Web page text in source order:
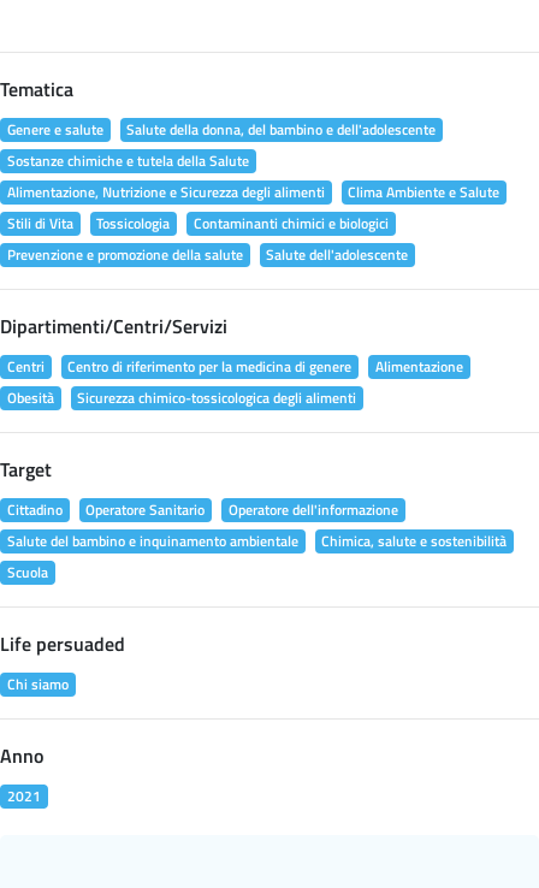
Tematica
Genere e salute
Salute della donna, del bambino e dell'adolescente
Sostanze chimiche e tutela della Salute
Alimentazione, Nutrizione e Sicurezza degli alimenti
Clima Ambiente e Salute
Stili di Vita
Tossicologia
Contaminanti chimici e biologici
Prevenzione e promozione della salute
Salute dell'adolescente
Dipartimenti/Centri/Servizi
Centri Centro di riferimento per la medicina di genere
Alimentazione
Obesità
Sicurezza chimico-tossicologica degli alimenti
Target
Cittadino Operatore Sanitario
Operatore dell'informazione
Salute del bambino e inquinamento ambientale
Chimica, salute e sostenibilità
Scuola
Life persuaded
Chi siamo
Anno
2021